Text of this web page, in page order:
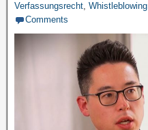
Verfassungsrecht, Whistleblowing
Comments